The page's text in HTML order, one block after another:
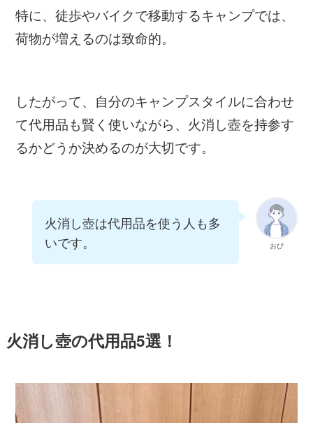
特に、徒歩やバイクで移動するキャンプでは、
荷物が増えるのは致命的。
したがって、自分のキャンプスタイルに合わせ
て代用品も賢く使いながら、火消し壺を持参す
るかどうか決めるのが大切です。
おぴ
火消し壺は代用品を使う人も多
いです。
火消し壺の代用品5選！